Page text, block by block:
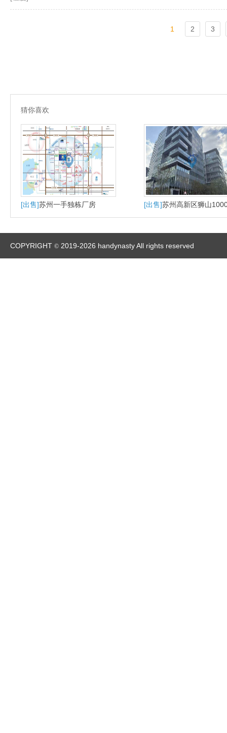
1 2 3
猜你喜欢
[出售]苏州一手独栋厂房 [出售]苏州高新区狮山
大平层户型适合研发办公
产
COPYRIGHT © 2019-2026 handynasty All rights reserved